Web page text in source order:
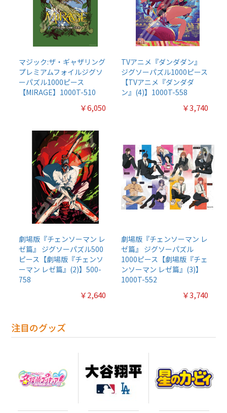
マジック:ザ・ギャザリング
プレミアムフォイルジグソ
ーパズル1000ピース
【MIRAGE】1000T-510
￥6,050
TVアニメ『ダンダダン』
ジグソーパズル1000ピース
【TVアニメ『ダンダダ
ン』(4)】1000T-558
￥3,740
劇場版『チェンソーマン レ
ゼ篇』 ジグソーパズル500
ピース【劇場版『チェンソ
ーマン レゼ篇』(2)】500-
758
￥2,640
劇場版『チェンソーマン レ
ゼ篇』 ジグソーパズル
1000ピース【劇場版『チェ
ンソーマン レゼ篇』(3)】
1000T-552
￥3,740
注目のグッズ